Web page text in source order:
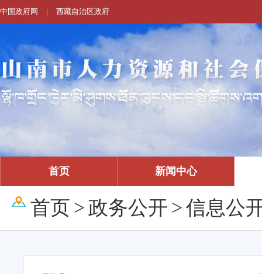
中国政府网 | 西藏自治区政府
首页 新闻中心
首页 > 政务公开 >信息公